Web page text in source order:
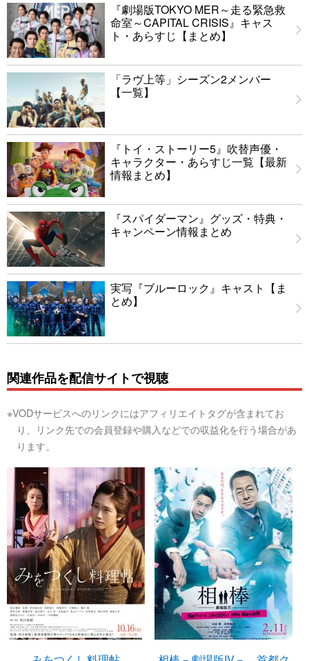
『劇場版TOKYO MER～走る緊急救
命室～CAPITAL CRISIS』キャス
ト・あらすじ【まとめ】
「ラヴ上等」シーズン2メンバー
【一覧】
『トイ・ストーリー5』吹替声優・
キャラクター・あらすじ一覧【最新
情報まとめ】
『スパイダーマン』グッズ・特典・
キャンペーン情報まとめ
実写『ブルーロック』キャスト【ま
とめ】
関連作品を配信サイトで視聴
※VODサービスへのリンクにはアフィリエイトタグが含まれてお
り、リンク先での会員登録や購入などでの収益化を行う場合があ
ります。